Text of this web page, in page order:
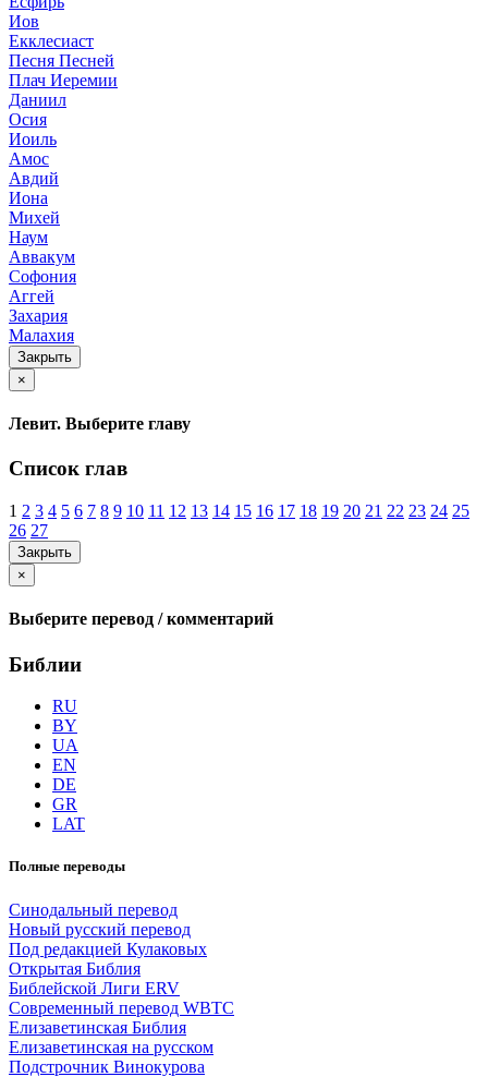
Иов
Екклесиаст
Песня Песней
Плач Иеремии
Даниил
Осия
Иоиль
Амос
Авдий
Иона
Михей
Наум
Аввакум
Софония
Аггей
Захария
Малахия
Закрыть
×
Левит. Выберите главу
Список глав
1 2 3 4 5 6 7 8 9 10 11 12 13 14 15 16 17 18 19 20 21 22 23 24 25
26 27
Закрыть
×
Выберите перевод / комментарий
Библии
RU
BY
UA
EN
DE
GR
LAT
Полные переводы
Синодальный перевод
Новый русский перевод
Под редакцией Кулаковых
Открытая Библия
Библейской Лиги ERV
Cовременный перевод WBTC
Елизаветинская Библия
Елизаветинская на русском
Подстрочник Винокурова